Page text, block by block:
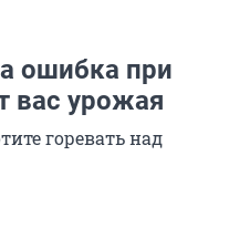
ошибка при
вас урожая
горевать над